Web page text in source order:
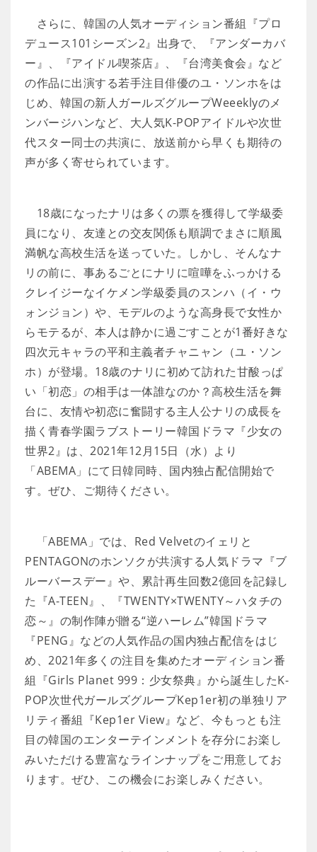
さらに、韓国の人気オーディション番組『プロ
デュース101シーズン2』出身で、『アンダーカバ
ー』、『アイドル喫茶店』、『台湾美食会』など
の作品に出演する若手注目俳優のユ・ソンホをは
じめ、韓国の新人ガールズグループWeeeklyのメ
ンバージハンなど、大人気K-POPアイドルや次世
代スター同士の共演に、放送前から早くも期待の
声が多く寄せられています。
18歳になったナリは多くの票を獲得して学級委
員になり、友達との交友関係も順調でまさに順風
満帆な高校生活を送っていた。しかし、そんなナ
リの前に、事あるごとにナリに喧嘩をふっかける
クレイジーなイケメン学級委員のスンハ（イ・ウ
ォンジョン）や、モデルのような高身長で女性か
らモテるが、本人は静かに過ごすことが1番好きな
四次元キャラの平和主義者チャニャン（ユ・ソン
ホ）が登場。18歳のナリに初めて訪れた甘酸っぱ
い「初恋」の相手は一体誰なのか？高校生活を舞
台に、友情や初恋に奮闘する主人公ナリの成長を
描く青春学園ラブストーリー韓国ドラマ『少女の
世界2』は、2021年12月15日（水）より
「ABEMA」にて日韓同時、国内独占配信開始で
す。ぜひ、ご期待ください。
「ABEMA」では、Red Velvetのイェリと
PENTAGONのホンソクが共演する人気ドラマ『ブ
ルーバースデー』や、累計再生回数2億回を記録し
た『A-TEEN』、『TWENTY×TWENTY～ハタチの
恋～』の制作陣が贈る“逆ハーレム”韓国ドラマ
『PENG』などの人気作品の国内独占配信をはじ
め、2021年多くの注目を集めたオーディション番
組『Girls Planet 999：少女祭典』から誕生したK-
POP次世代ガールズグループKep1er初の単独リア
リティ番組『Kep1er View』など、今もっとも注
目の韓国のエンターテインメントを存分にお楽し
みいただける豊富なラインナップをご用意してお
ります。ぜひ、この機会にお楽しみください。